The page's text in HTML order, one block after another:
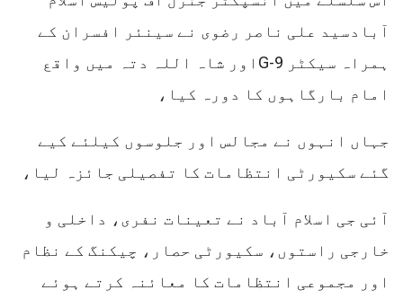
آبادسید علی ناصر رضوی نے سینئر افسران کے
ہمراہ سیکٹر G-9اور شاہ اللہ دتہ میں واقع
امام بارگاہوں کا دورہ کیا،
جہاں انہوں نے مجالس اور جلوسوں کیلئے کیے
گئے سکیورٹی انتظامات کا تفصیلی جائزہ لیا،
آئی جی اسلام آباد نے تعینات نفری، داخلی و
خارجی راستوں، سکیورٹی حصار، چیکنگ کے نظام
اور مجموعی انتظامات کا معائنہ کرتے ہوئے